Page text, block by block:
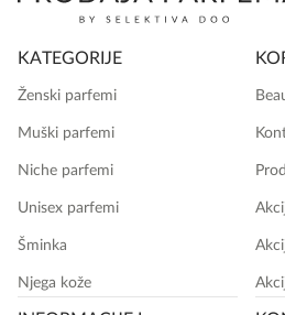
KATEGORIJE
Ženski parfemi
Muški parfemi
Niche parfemi
Unisex parfemi
Šminka
Njega kože